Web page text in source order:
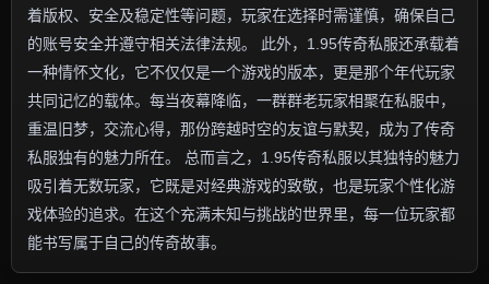
着版权、安全及稳定性等问题，玩家在选择时需谨慎，确保自己
的账号安全并遵守相关法律法规。 此外，1.95传奇私服还承载着
一种情怀文化，它不仅仅是一个游戏的版本，更是那个年代玩家
共同记忆的载体。每当夜幕降临，一群群老玩家相聚在私服中，
重温旧梦，交流心得，那份跨越时空的友谊与默契，成为了传奇
私服独有的魅力所在。 总而言之，1.95传奇私服以其独特的魅力
吸引着无数玩家，它既是对经典游戏的致敬，也是玩家个性化游
戏体验的追求。在这个充满未知与挑战的世界里，每一位玩家都
能书写属于自己的传奇故事。